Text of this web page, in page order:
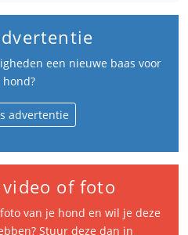
een nieuwe baas voor
hond?
advertentie
of foto
van je hond en wil je deze
Stuur deze dan in